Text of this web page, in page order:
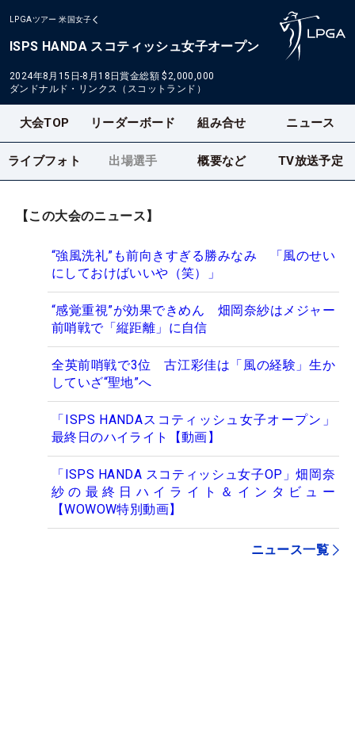
LPGAツアー 米国女子
ISPS HANDA スコティッシュ女子オープン
2024年8月15日-8月18日賞金総額 $2,000,000
ダンドナルド・リンクス（スコットランド）
大会TOP リーダーボード 組み合せ ニュース
ライブフォト 出場選手 概要など TV放送予定
【この大会のニュース】
“強風洗礼”も前向きすぎる勝みなみ 「風のせい
にしておけばいいや（笑）」
“感覚重視”が効果できめん 畑岡奈紗はメジャー
前哨戦で「縦距離」に自信
全英前哨戦で3位 古江彩佳は「風の経験」生か
していざ“聖地”へ
「ISPS HANDAスコティッシュ女子オープン」
最終日のハイライト【動画】
「ISPS HANDA スコティッシュ女子OP」畑岡奈
紗の最終日ハイライト＆インタビュー
【WOWOW特別動画】
ニュース一覧